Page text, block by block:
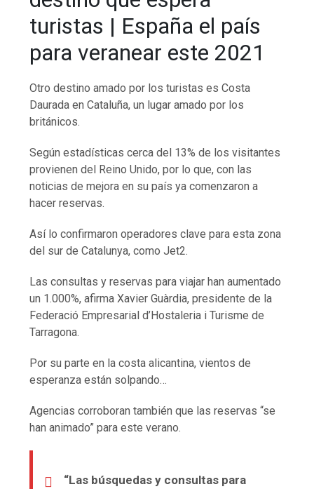
turistas | España el país
para veranear este 2021
Otro destino amado por los turistas es Costa
Daurada en Cataluña, un lugar amado por los
británicos.
Según estadísticas cerca del 13% de los visitantes
provienen del Reino Unido, por lo que, con las
noticias de mejora en su país ya comenzaron a
hacer reservas.
Así lo confirmaron operadores clave para esta zona
del sur de Catalunya, como Jet2.
Las consultas y reservas para viajar han aumentado
un 1.000%, afirma Xavier Guàrdia, presidente de la
Federació Empresarial d’Hostaleria i Turisme de
Tarragona.
Por su parte en la costa alicantina, vientos de
esperanza están solpando…
Agencias corroboran también que las reservas “se
han animado” para este verano.
“Las búsquedas y consultas para